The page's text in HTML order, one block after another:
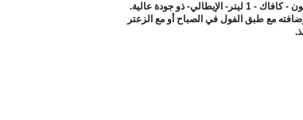
زيت زيتون - كافاك - 1 ليتر- الإيطالي- ذو جودة عالية.
مع طبق الفول في الصباح أو مع الزعتر